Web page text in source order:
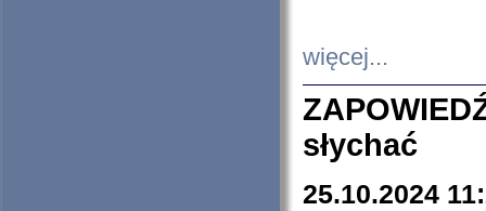
więcej...
słychać
25.10.2024